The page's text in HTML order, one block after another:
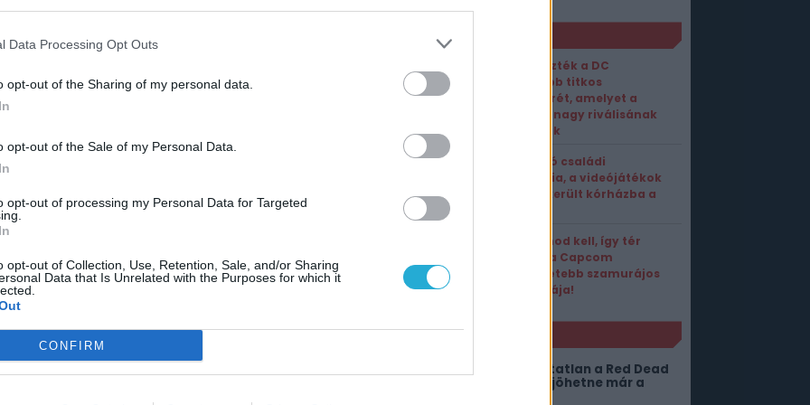
Data Processing Opt Outs
opt-out of the Sharing of my personal data.
opt-out of the Sale of my Personal Data.
opt-out of processing my Personal Data for Targeted
opt-out of Collection, Use, Retention, Sale, and/or Sharing
Data that Is Unrelated with the Purposes for which it
CONFIRM
2027-28-as és a 2028-29-es pénzügyi évben
soron következő Assassin's Creed (Hexe), a
, valamint a legújabbGhost Recon
a közeljövőben. A boszorkányos
Cry 7 kapcsán egyébként
ki a garázsból, ám a mostani jelentésből
az utóbbi csak 2028-ban kerül fel a polcokra.
bejelentett Splinter Cell Remake-ről
Good and Evil 2-ről egy árva szó sem
is kérdéses, hogy mi a helyzet ezekkel az
biztos, hogy nagyjából 1200 fejlesztő (még
végén) elbocsátása után sem mondható
megszorító intézkedések bejelentésére
ESPORT1 HÍREK
Leleplezték a DC
legújabb titkos
fegyverét, amelyet a
Marvel nagy riválisának
szánnak
Sokkoló családi
tragédia, a videójátékok
miatt került kórházba a
Ezt látnod kell, így tér
vissza a Capcom
legsötétebb szamurájos
legendája!
AJÁNLÓ
Továbbra is megállíthatatlan a Red Dead
Redemption 2, úgyhogy jöhetne már a